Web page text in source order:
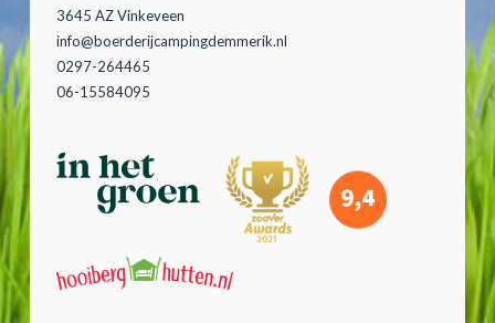
3645 AZ Vinkeveen
info@boerderijcampingdemmerik.nl
0297-264465
06-15584095